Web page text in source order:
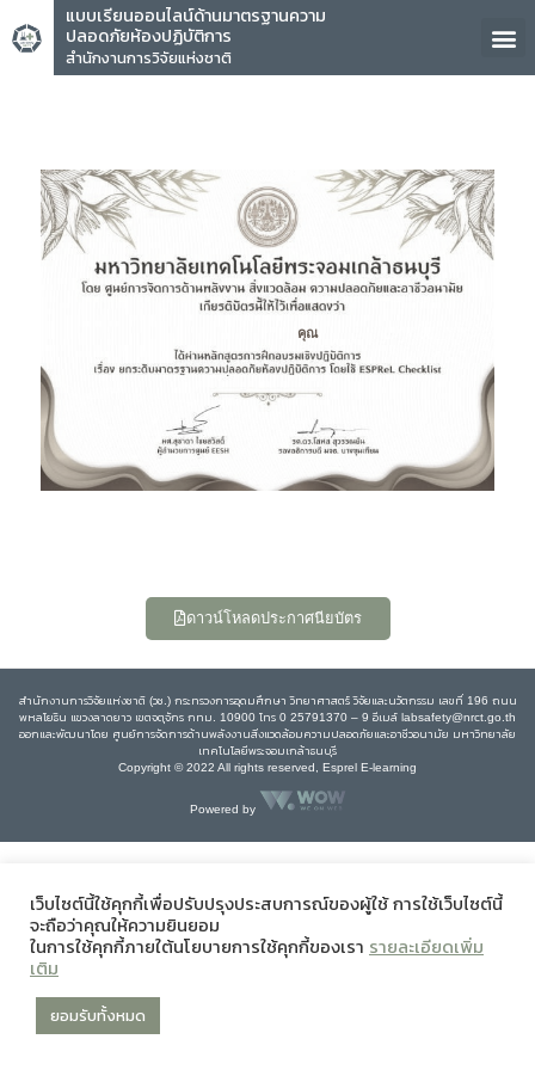
แบบเรียนออนไลน์ด้านมาตรฐานความ
ปลอดภัยห้องปฏิบัติการ
สำนักงานการวิจัยแห่งชาติ
คุณ
ดาวน์โหลดประกาศนียบัตร
สำนักงานการวิจัยแห่งชาติ (วช.) กระทรวงการอุดมศึกษา วิทยาศาสตร์ วิจัยและนวัตกรรม เลขที่ 196 ถนน
พหลโยธิน แขวงลาดยาว เขตจตุจักร กทม. 10900 โทร 0 25791370 – 9 อีเมล์ labsafety@nrct.go.th
ออกและพัฒนาโดย ศูนย์การจัดการด้านพลังงานสิ่งแวดล้อมความปลอดภัยและอาชีวอนามัย มหาวิทยาลัย
เทคโนโลยีพระจอมเกล้าธนบุรี
Copyright © 2022 All rights reserved, Esprel E-learning
Powered by
เว็บไซต์นี้ใช้คุกกี้เพื่อปรับปรุงประสบการณ์ของผู้ใช้ การใช้เว็บไซต์นี้
จะถือว่าคุณให้ความยินยอม
ในการใช้คุกกี้ภายใต้นโยบายการใช้คุกกี้ของเรา รายละเอียดเพิ่ม
เติม
ยอมรับทั้งหมด